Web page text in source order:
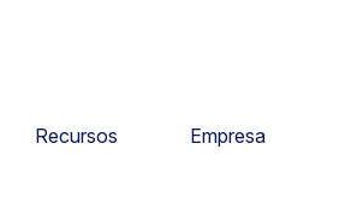
Recursos Empresa